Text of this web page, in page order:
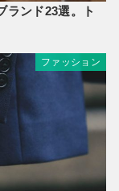
ランド23選。ト
ファッション